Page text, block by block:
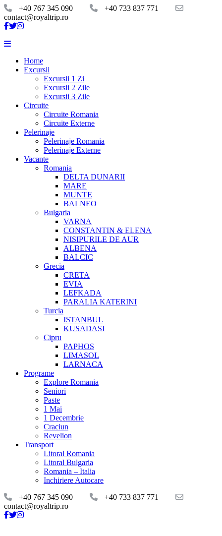
+40 767 345 090
+40 733 837 771
contact@royaltrip.ro
Home
Excursii
Excursii 1 Zi
Excursii 2 Zile
Excursii 3 Zile
Circuite
Circuite Romania
Circuite Externe
Pelerinaje
Pelerinaje Romania
Pelerinaje Externe
Vacante
Romania
DELTA DUNARII
MARE
MUNTE
BALNEO
Bulgaria
VARNA
CONSTANTIN & ELENA
NISIPURILE DE AUR
ALBENA
BALCIC
Grecia
CRETA
EVIA
LEFKADA
PARALIA KATERINI
Turcia
ISTANBUL
KUSADASI
Cipru
PAPHOS
LIMASOL
LARNACA
Programe
Explore Romania
Seniori
Paste
1 Mai
1 Decembrie
Craciun
Revelion
Transport
Litoral Romania
Litoral Bulgaria
Romania – Italia
Inchiriere Autocare
+40 767 345 090
+40 733 837 771
contact@royaltrip.ro